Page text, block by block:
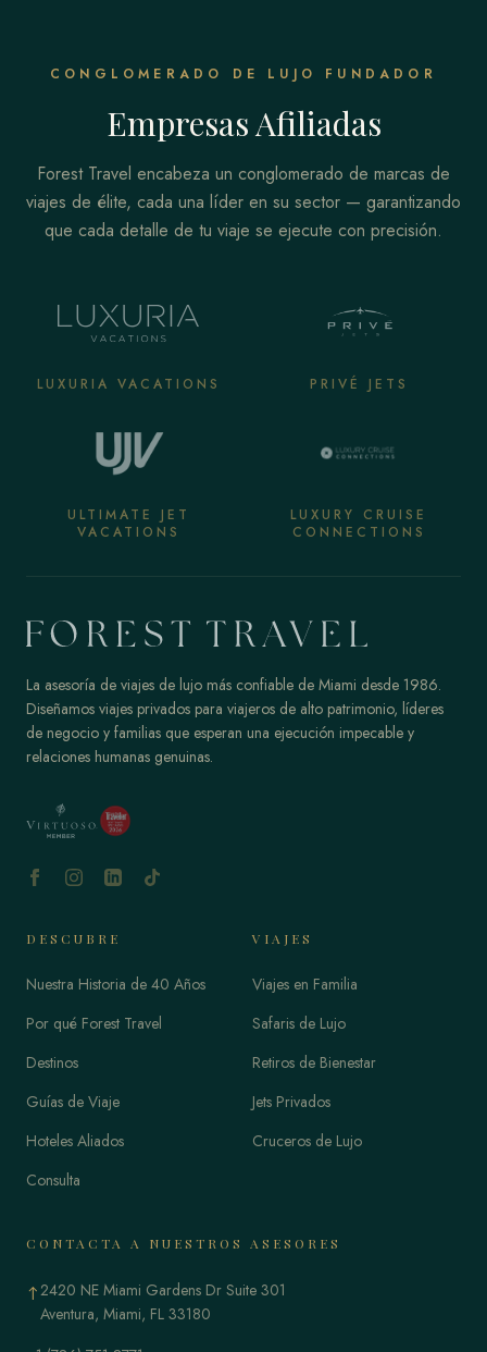
CONGLOMERADO DE LUJO FUNDADOR
Empresas Afiliadas
Forest Travel encabeza un conglomerado de marcas de
viajes de élite, cada una líder en su sector — garantizando
que cada detalle de tu viaje se ejecute con precisión.
LUXURIA VACATIONS PRIVÉ JETS
ULTIMATE JET
VACATIONS
LUXURY CRUISE
CONNECTIONS
La asesoría de viajes de lujo más confiable de Miami desde 1986.
Diseñamos viajes privados para viajeros de alto patrimonio, líderes
de negocio y familias que esperan una ejecución impecable y
relaciones humanas genuinas.
DESCUBRE
Nuestra Historia de 40 Años
Por qué Forest Travel
Destinos
Guías de Viaje
Hoteles Aliados
Consulta
VIAJES
Viajes en Familia
Safaris de Lujo
Retiros de Bienestar
Jets Privados
Cruceros de Lujo
CONTACTA A NUESTROS ASESORES
↑2420 NE Miami Gardens Dr Suite 301
Aventura, Miami, FL 33180